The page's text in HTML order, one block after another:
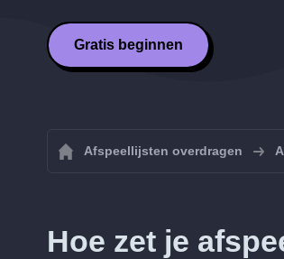
Gratis beginnen
Afspeellijsten overdragen
Hoe zet je